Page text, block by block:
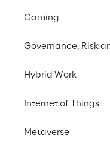
Gaming
Governance, Risk
Hybrid Work
Internet of Things
Metaverse